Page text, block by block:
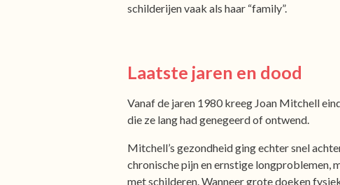
schilderijen vaak als haar “family”.
Laatste jaren en dood
Vanaf de jaren 1980 kreeg Joan Mitchell
die ze lang had genegeerd of ontwend.
Mitchell’s gezondheid ging echter snel
chronische pijn en ernstige longproblemen,
met schilderen. Wanneer grote doeken